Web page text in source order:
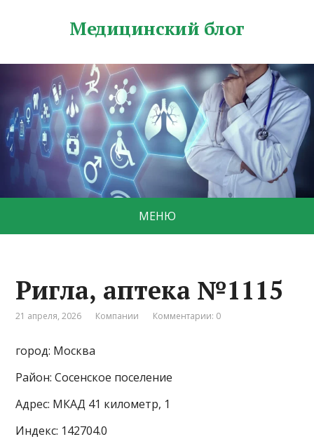
Медицинский блог
МЕНЮ
Ригла, аптека №1115
21 апреля, 2026 Компании Комментарии: 0
город: Москва
Район: Сосенское поселение
Адрес: МКАД 41 километр, 1
Индекс: 142704.0